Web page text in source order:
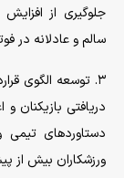
جلوگیری از
سالم و عادلانه در
۳. توسعه الگوی
دریافتی
دستاوردهای
ورزشکاران بیش از